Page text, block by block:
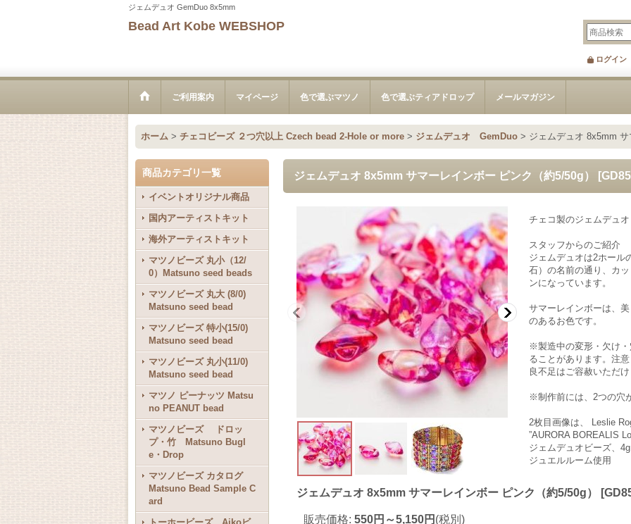
ジェムデュオ GemDuo 8x5mm
Bead Art Kobe WEBSHOP
ログイン
ご利用案内 マイページ 色で選ぶマツノ 色で選ぶティアドロップ メールマガジン
ホーム > チェコビーズ ２つ穴以上 Czech bead 2-Hole or more > ジェムデュオ GemDuo > ジェムデュオ 8x5mm
商品カテゴリ一覧
イベントオリジナル商品
国内アーティストキット
海外アーティストキット
マツノビーズ 丸小（12/
0）Matsuno seed beads
マツノビーズ 丸大 (8/0)
Matsuno seed bead
マツノビーズ 特小(15/0)
Matsuno seed bead
マツノビーズ 丸小(11/0)
Matsuno seed bead
マツノ ピーナッツ Matsu
no PEANUT bead
マツノビーズ ドロッ
プ・竹 Matsuno Bugl
e・Drop
マツノビーズ カタログ
Matsuno Bead Sample C
ard
ジェムデュオ 8x5mm サマーレインボー ピンク（約5/50g） [
チェコ製のジェムデュ
スタッフからのご紹介
ジェムデュオは2ホール
石）の名前の通り、カ
ンになっています。
サマーレインボーは、
のあるお色です。
※製造中の変形・欠け
ることがあります。注
良不足はご容赦いただ
※制作前には、2つの穴
2枚目画像は、 Leslie
”AURORA BOREALIS
ジェムデュオビーズ、
ジュエルルーム使用
ジェムデュオ 8x5mm サマーレインボー ピンク（約5/50g） [
販売価格: 550円～5,150円 (税別)